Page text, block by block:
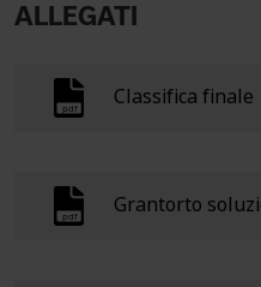
ALLEGATI
Classifica finale
Grantorto